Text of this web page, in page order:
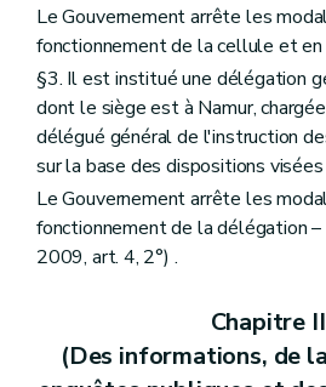
Art. 88
Section 2 Des actes soumis à permis d'urbanisme de
Art. 89
Section 3 (Des actes non soumis à permis
Art. 90
Art. 91
Section 4 (Des effets du permis d'urbanisation et du permis
Art. 92
Art. 93
Art. 94
Art. 95
Art. 96
(De la péremption du permis d'urbanisation et de la péremption ou de la prorogation du permis d'urbanisme de
Art. 99
Le Gouvernement arrête les
fonctionnement de la cellule et en
§3. Il est institué une délégation
dont le siège est à Namur,
délégué général de l'instruction
sur la base des dispositions
Le Gouvernement arrête les
fonctionnement de la délégation
2009, art. 4, 2°) .
Chapitre
(Des informations, de